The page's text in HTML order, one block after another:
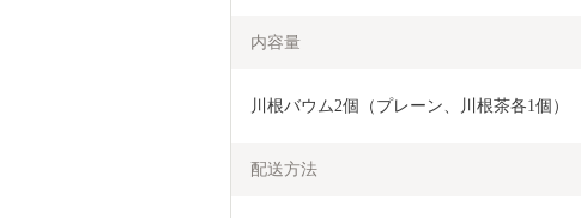
内容量
川根バウム2個（プレーン、川根茶各1個）
配送方法